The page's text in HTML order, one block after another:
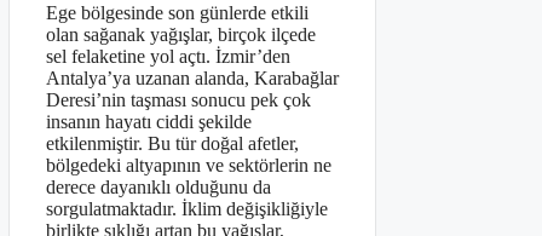
Ege bölgesinde son günlerde etkili
olan sağanak yağışlar, birçok ilçede
sel felaketine yol açtı. İzmir’den
Antalya’ya uzanan alanda, Karabağlar
Deresi’nin taşması sonucu pek çok
insanın hayatı ciddi şekilde
etkilenmiştir. Bu tür doğal afetler,
bölgedeki altyapının ve sektörlerin ne
derece dayanıklı olduğunu da
sorgulatmaktadır. İklim değişikliğiyle
birlikte sıklığı artan bu yağışlar,